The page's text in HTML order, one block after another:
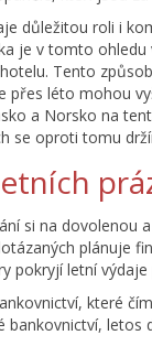
důležitou roli i
je v tomto
Tento
přes léto mohou
a Norsko na
se oproti tomu
si na dovolenou
plánuje
pokryjí letní
které
letos